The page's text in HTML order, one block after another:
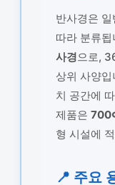
반사경은 일
따라 분류
사경으로,
상위 사양
치 공간에
제품은
형 시설에
📍 주요